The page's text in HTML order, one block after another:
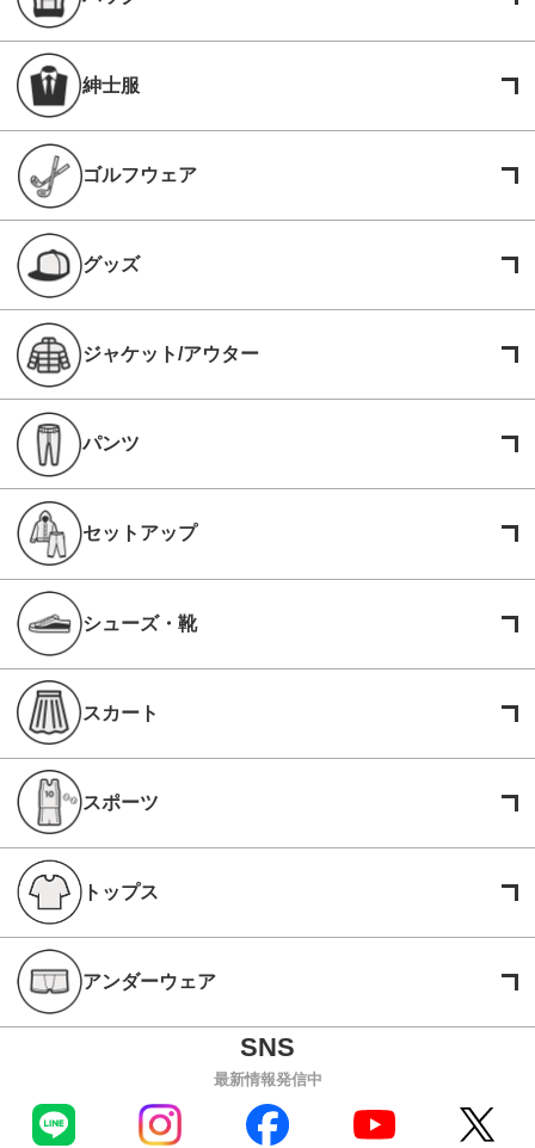
紳士服
ゴルフウェア
グッズ
ジャケット/アウター
パンツ
セットアップ
シューズ・靴
スカート
スポーツ
トップス
アンダーウェア
最新情報発信中